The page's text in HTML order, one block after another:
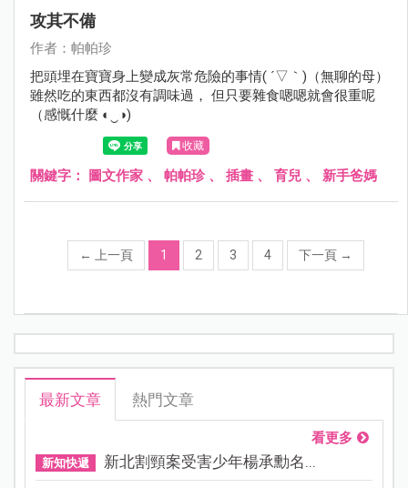
攻其不備
作者：帕帕珍
把頭埋在寶寶身上變成灰常危險的事情( ´▽｀)（無聊的母）
雖然吃的東西都沒有調味過， 但只要雜食嗯嗯就會很重呢
（感慨什麼 ◐‿◑)
收藏
關鍵字： 圖文作家 、 帕帕珍、 插畫 、 育兒 、 新手爸媽
← 上一頁 1 2 3 4 下一頁 →
最新文章 熱門文章
看更多
新知快遞 新北割頸案受害少年楊承勳名...